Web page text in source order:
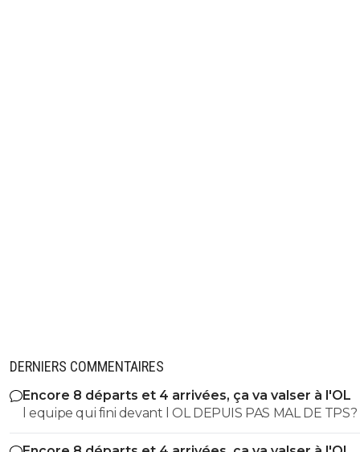
DERNIERS COMMENTAIRES
Encore 8 départs et 4 arrivées, ça va valser à l'OL
l equipe qui fini devant l OL DEPUIS PAS MAL DE TPS? lol. t
es tro malin toi